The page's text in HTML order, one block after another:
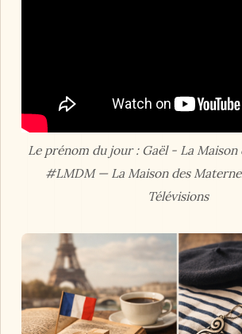
Le prénom du jour : Gaël - La Maison
#LMDM — La Maison des
Télévisions